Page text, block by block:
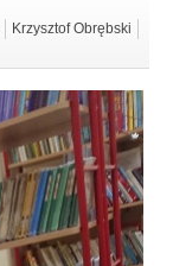
Krzysztof Obrębski